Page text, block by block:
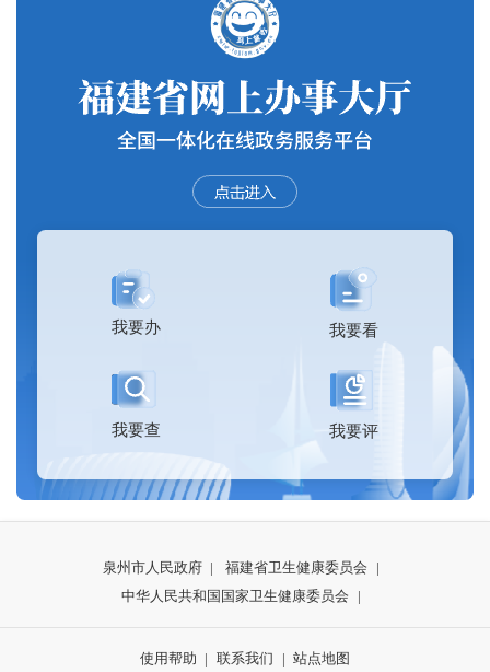
我要办 我要看
我要查 我要评
泉州市人民政府 | 福建省卫生健康委员会
|
中华人民共和国国家卫生健康委员会
|
使用帮助 | 联系我们 | 站点地图